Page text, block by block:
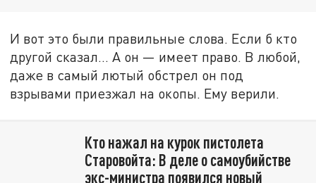
И вот это были правильные слова. Если б кто
другой сказал... А он — имеет право. В любой,
даже в самый лютый обстрел он под
взрывами приезжал на окопы. Ему верили.
Кто нажал на курок пистолета
Старовойта: В деле о самоубийстве
экс-министра появился новый